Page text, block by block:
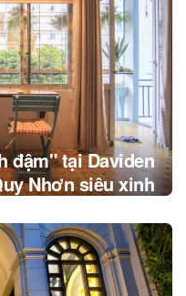
đậm" tại Daviden
Nhơn siêu xinh